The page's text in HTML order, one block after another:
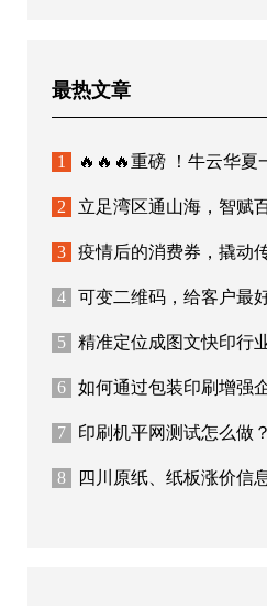
最热文章
1 🔥🔥🔥重磅 ！牛云华夏一次元文化白皮
2 立足湾区通山海，智赋百县兴华章 | 2026第四
3 疫情后的消费券，撬动
4 可变二维码，给客户最
5 精准定位成图文快印行
6 如何通过包装印刷增强
7 印刷机平网测试怎么做？
8 四川原纸、纸板涨价信